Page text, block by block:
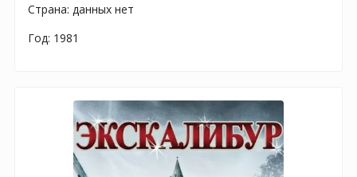
Страна: данных нет
Год: 1981